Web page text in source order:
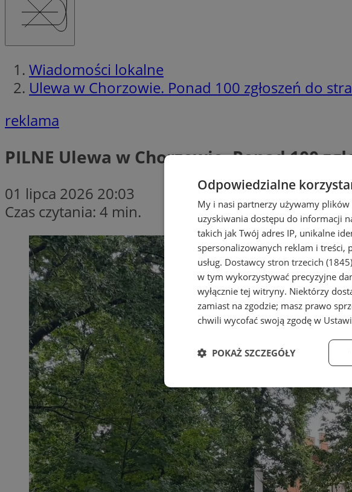
Wiadomości lokalne
Ulewa w Chorzowie. Ponad 100 zgłoszeń do
reklama
PILNE Ulewa w Chorzowie. Ponad 100
01 lipca 2026 20:03
Czas czytania: 4 min.
Odpowiedzialne
My i nasi partnerzy używamy
uzyskiwania dostępu do informacji
takich jak Twój adres IP, unikalne
spersonalizowanych reklam i treści,
usług. Dostawcy stron trzecich (1845)
w tym wykorzystywać precyzyjne
wyłącznie tej witryny. Niektórzy
zamiast na zgodzie; masz prawo
chwili wycofać swoją zgodę w
POKAŻ SZCZEGÓŁY
Niezbędne Wydajność
Niezbędne Wydajność